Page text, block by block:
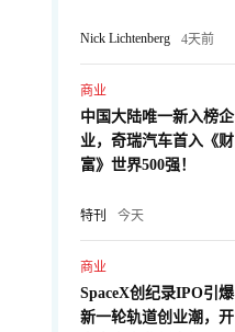
Nick Lichtenberg 4天前
商业
中国大陆唯一新入榜企
业，奇瑞汽车首入《财
富》世界500强！
特刊 今天
商业
SpaceX创纪录IPO引爆
新一轮轨道创业潮，开